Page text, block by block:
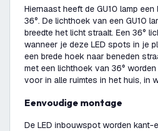
Hiernaast heeft de GU10 lamp
36°. De lichthoek van een GU10
breedte het licht straalt. Een 36°
wanneer je deze LED spots in je
een brede hoek naar beneden
met een lichthoek van 36°
voor in alle ruimtes in het huis, in
Eenvoudige montage
De LED inbouwspot worden kant-